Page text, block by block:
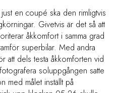
en coupé ska den rimligtvis
Givetvis är det så att
åkkomfort i samma grad
superbilar. Med andra
att dels testa åkkomforten vid
soluppgången satte
med målet inställt på